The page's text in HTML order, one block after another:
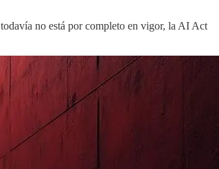
no está por completo en vigor, la AI Act